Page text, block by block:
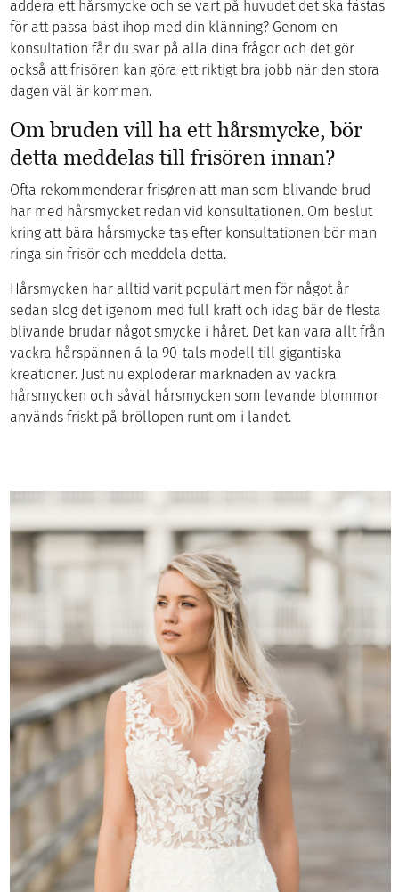
addera ett hårsmycke och se vart på huvudet det ska fästas
för att passa bäst ihop med din klänning? Genom en
konsultation får du svar på alla dina frågor och det gör
också att frisören kan göra ett riktigt bra jobb när den stora
dagen väl är kommen.
Om bruden vill ha ett hårsmycke, bör
detta meddelas till frisören innan?
Ofta rekommenderar frisøren att man som blivande brud
har med hårsmycket redan vid konsultationen. Om beslut
kring att bära hårsmycke tas efter konsultationen bör man
ringa sin frisör och meddela detta.
Hårsmycken har alltid varit populärt men för något år
sedan slog det igenom med full kraft och idag bär de flesta
blivande brudar något smycke i håret. Det kan vara allt från
vackra hårspännen á la 90-tals modell till gigantiska
kreationer. Just nu exploderar marknaden av vackra
hårsmycken och såväl hårsmycken som levande blommor
används friskt på bröllopen runt om i landet.